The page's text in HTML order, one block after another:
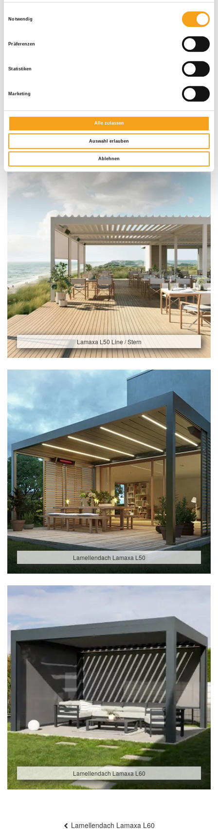
Notwendig
Präferenzen
Statistiken
Marketing
Alle zulassen
Auswahl erlauben
Ablehnen
Glasdach Lamaxa L50 View
Lamaxa L50 Line / Stern
Lamellendach Lamaxa L50
Lamellendach Lamaxa L60
Lamellendach Lamaxa L60